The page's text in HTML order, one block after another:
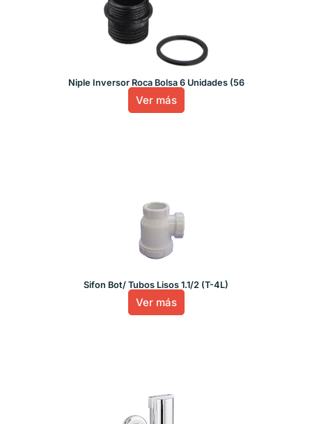
Niple Inversor Roca Bolsa 6 Unidades (56
Ver más
Sifon Bot/ Tubos Lisos 1.1/2 (T-4L)
Ver más